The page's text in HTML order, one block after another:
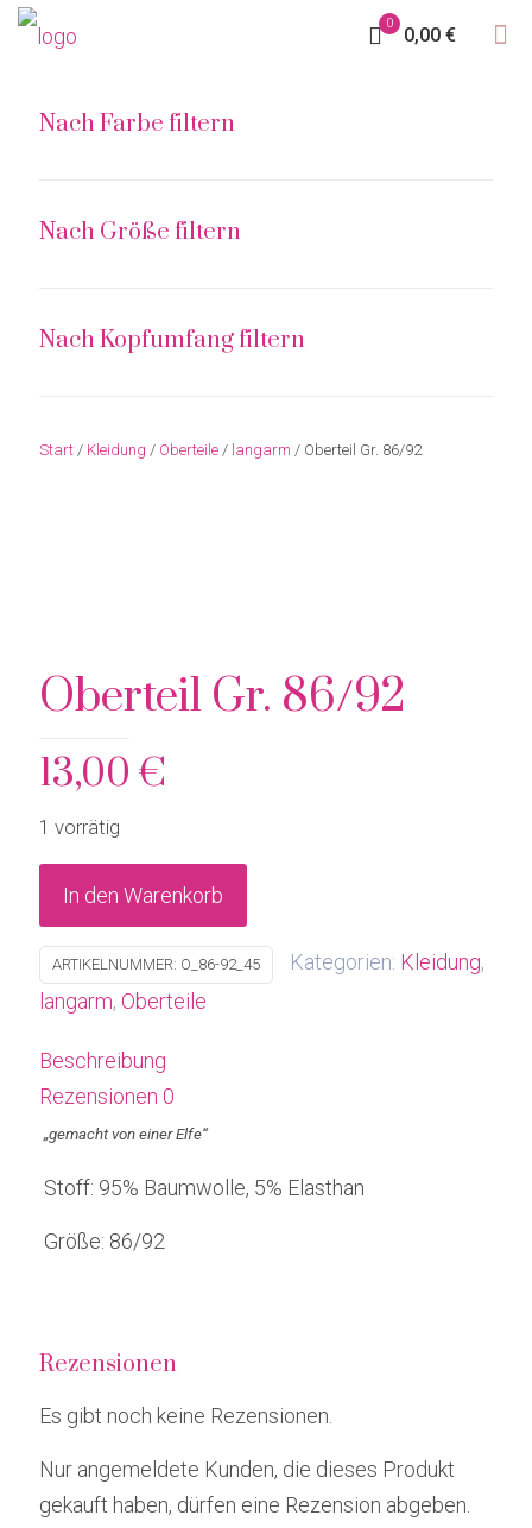
0
0,00 €
Oberteil Gr. 86/92
13,00 €
1 vorrätig
In den Warenkorb
ARTIKELNUMMER: O_86-92_45 Kategorien: Kleidung,
langarm, Oberteile
Beschreibung
Rezensionen 0
„gemacht von einer Elfe“
Stoff: 95% Baumwolle, 5% Elasthan
Größe: 86/92
Rezensionen
Es gibt noch keine Rezensionen.
Nur angemeldete Kunden, die dieses Produkt
gekauft haben, dürfen eine Rezension abgeben.
Nach Farbe filtern
Nach Größe filtern
Nach Kopfumfang filtern
Start / Kleidung / Oberteile / langarm / Oberteil Gr. 86/92